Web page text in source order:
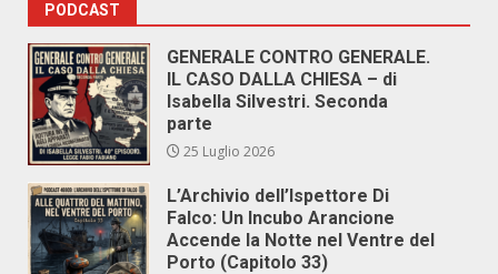
PODCAST
GENERALE CONTRO GENERALE.
IL CASO DALLA CHIESA – di
Isabella Silvestri. Seconda
parte
25 Luglio 2026
L’Archivio dell’Ispettore Di
Falco: Un Incubo Arancione
Accende la Notte nel Ventre del
Porto (Capitolo 33)